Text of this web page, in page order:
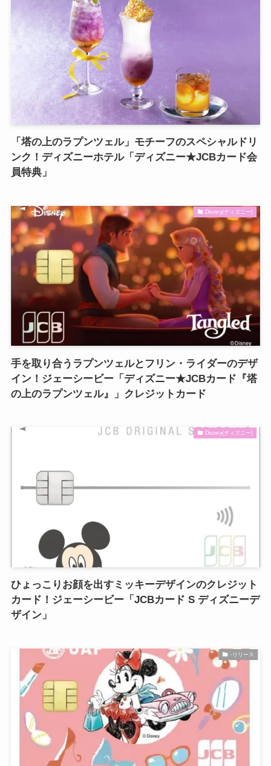
「塔の上のラプンツェル」モチーフのスペシャルドリ
ンク！ディズニーホテル「ディズニー★JCBカード会
員特典」
Disney(ディズニー)
手を取り合うラプンツェルとフリン・ライダーのデザ
イン！ジェーシービー「ディズニー★JCBカード『塔
の上のラプンツェル』」クレジットカード
Disney(ディズニー)
ひょっこりお顔を出すミッキーデザインのクレジット
カード！ジェーシービー「JCBカード S ディズニーデ
ザイン」
-リリース